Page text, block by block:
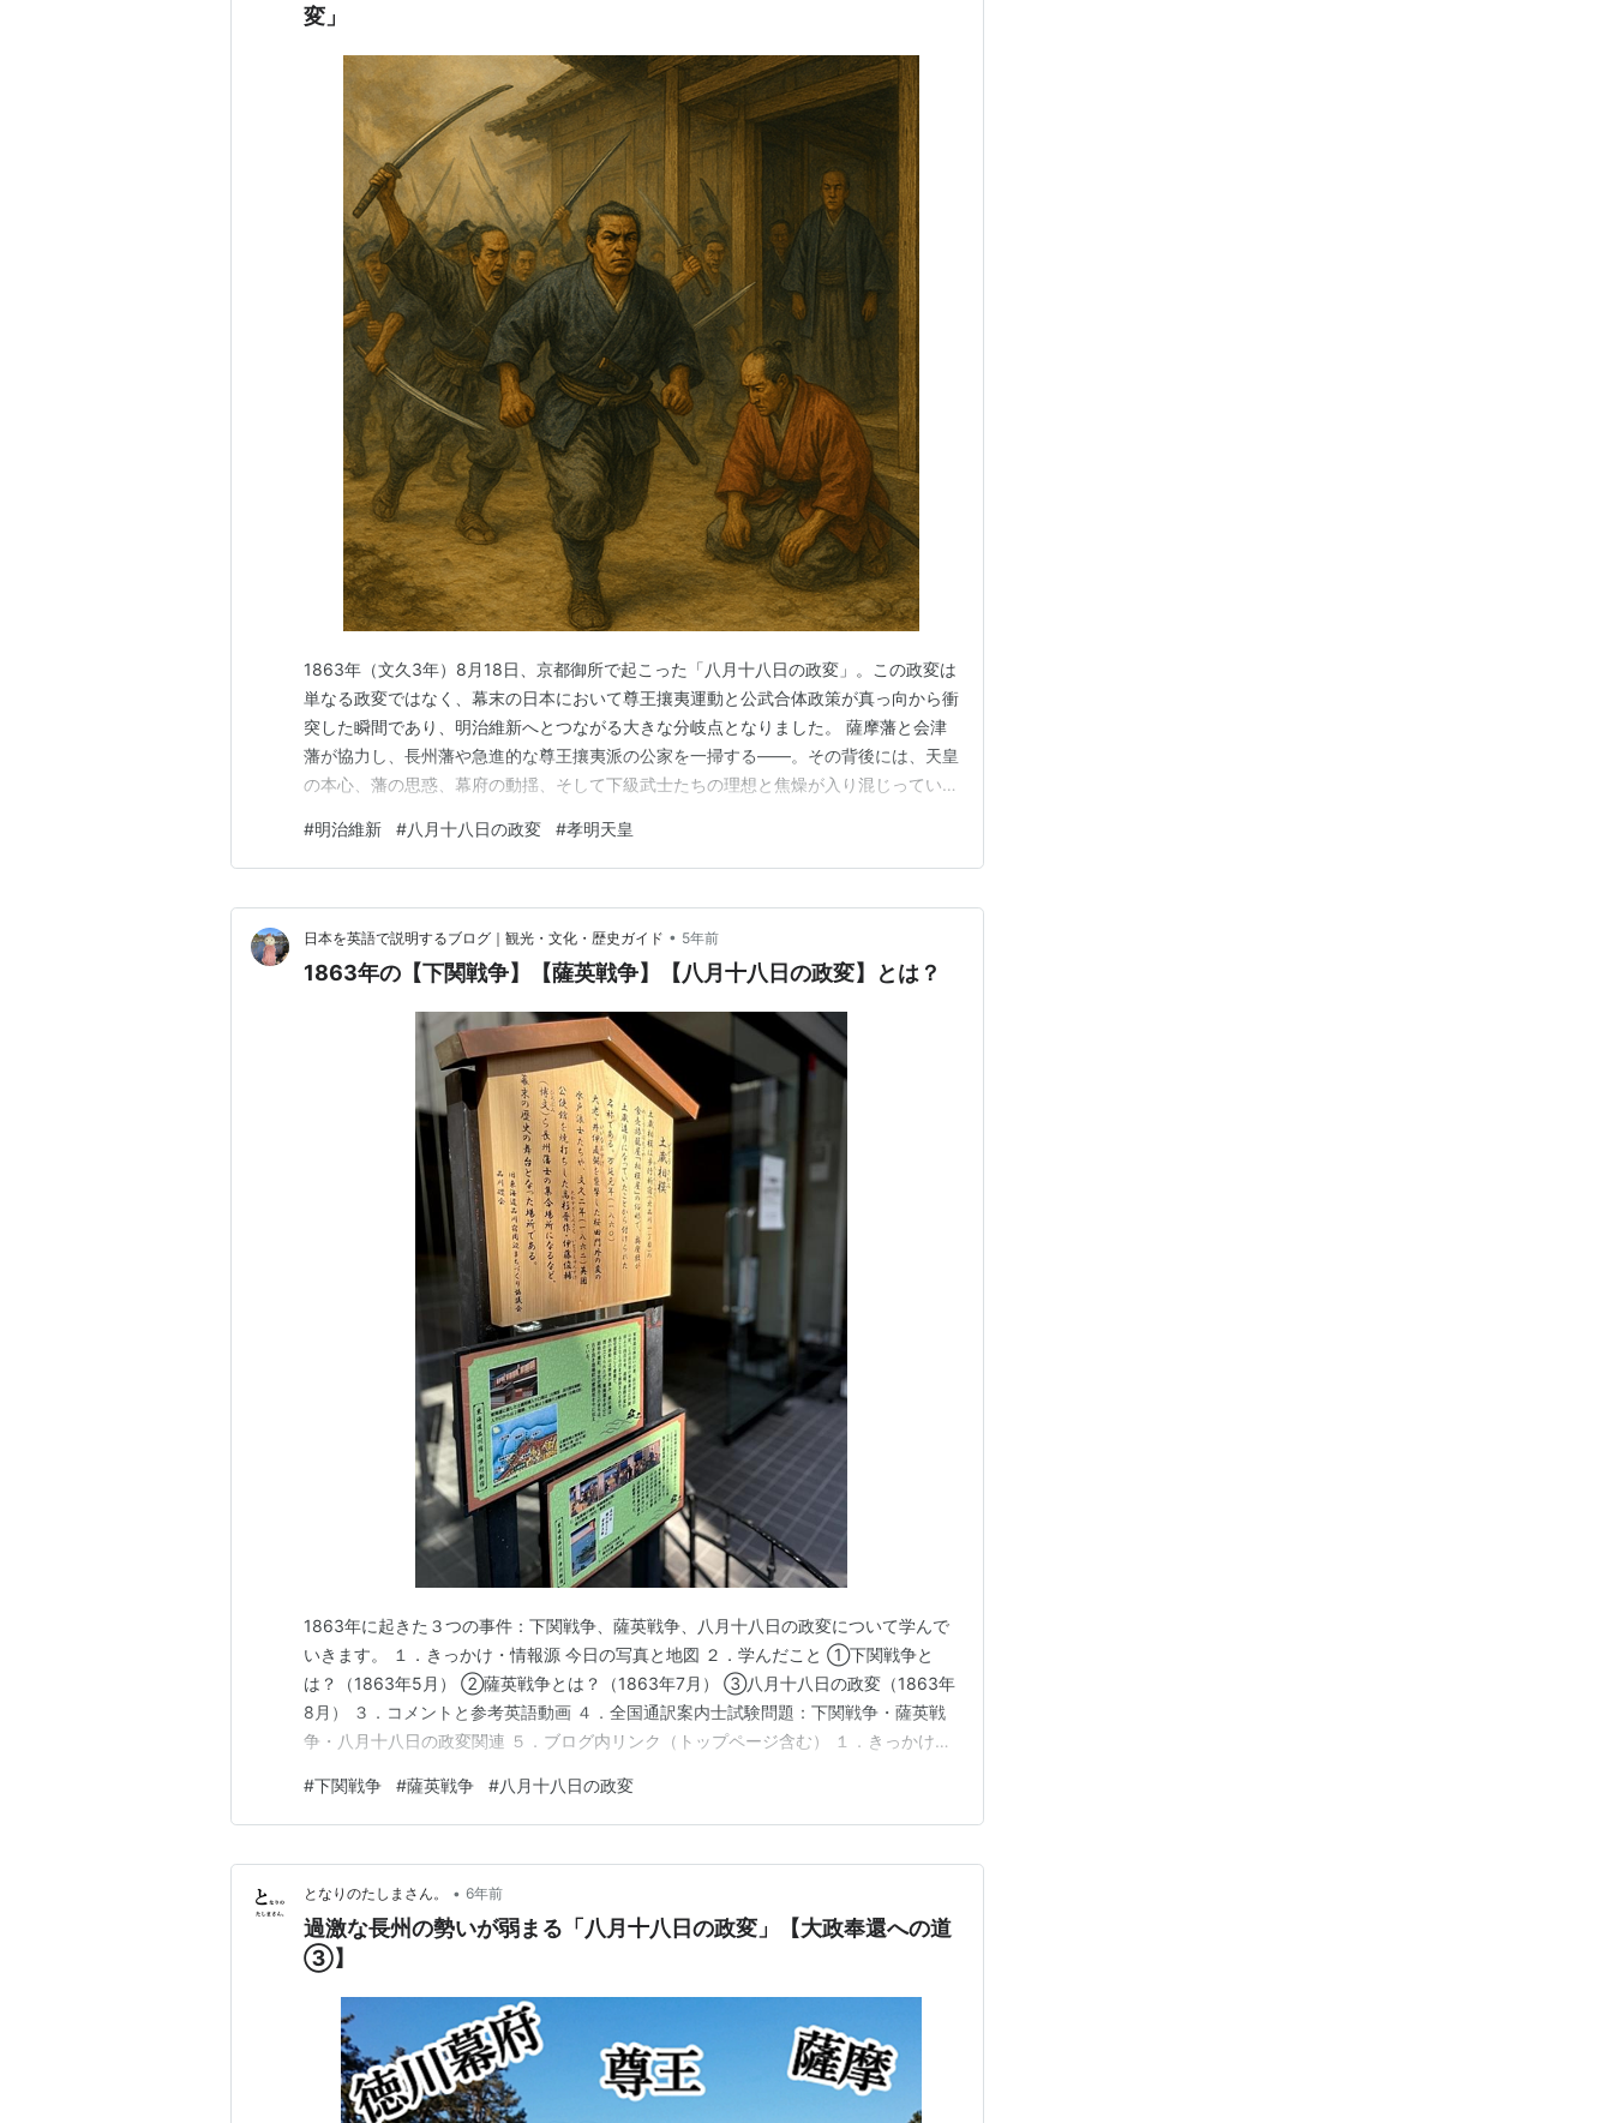
変」
1863年（文久3年）8月18日、京都御所で起こった「八月十八日の政変」。この政変は
単なる政変ではなく、幕末の日本において尊王攘夷運動と公武合体政策が真っ向から衝
突した瞬間であり、明治維新へとつながる大きな分岐点となりました。 薩摩藩と会津
藩が協力し、長州藩や急進的な尊王攘夷派の公家を一掃する――。その背後には、天皇
の本心、藩の思惑、幕府の動揺、そして下級武士たちの理想と焦燥が入り混じっていま
を詳しく振り返ります。 幕末の日本：尊王攘夷と開国の板挟み 黒船来航と動乱の幕開
け 1853年、ペリー率いるアメリカ艦隊が浦賀…
#明治維新 #八月十八日の政変 #孝明天皇
日本を英語で説明するブログ｜観光・文化・歴史ガイド • 5年前
1863年の【下関戦争】【薩英戦争】【八月十八日の政変】とは？
1863年に起きた３つの事件：下関戦争、薩英戦争、八月十八日の政変について学んで
いきます。 １．きっかけ・情報源 今日の写真と地図 ２．学んだこと ①下関戦争と
は？（1863年5月） ②薩英戦争とは？（1863年7月） ③八月十八日の政変（1863年
8月） ３．コメントと参考英語動画 ４．全国通訳案内士試験問題：下関戦争・薩英戦
争・八月十八日の政変関連 ５．ブログ内リンク（トップページ含む） １．きっかけ・
天を衝け』。 これまで、4回目の日米和親条約、8回目の日米修好通商条約、9回目の
桜田門外の変、10回目の坂下門…
#下関戦争 #薩英戦争 #八月十八日の政変
となりのたしまさん。 • 6年前
過激な長州の勢いが弱まる「八月十八日の政変」【大政奉還への道
③】